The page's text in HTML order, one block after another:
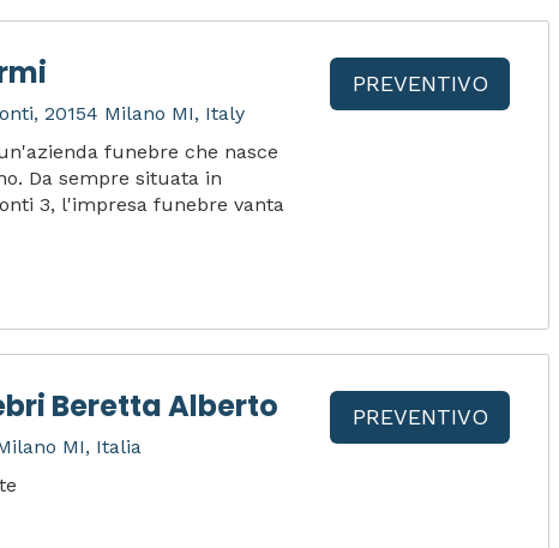
20154 Milano MI, Italy
funebre che nasce
Da sempre situata in
3, l'impresa funebre vanta
PREVENTIVO
Beretta Alberto
MI, Italia
PREVENTIVO